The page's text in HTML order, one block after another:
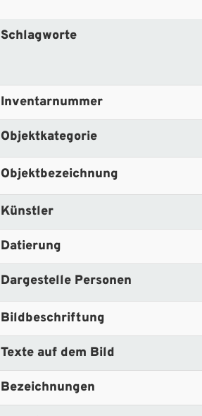
Schlagworte
Inventarnummer
Objektkategorie
Objektbezeichnung
Künstler
Datierung
Dargestelle Personen
Bildbeschriftung
Texte auf dem Bild
Bezeichnungen